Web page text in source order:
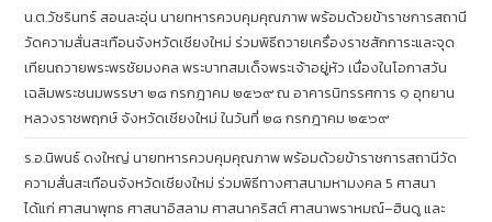
น.ต.วัชรินทร์ สอนละอุ่น นายทหารควบคุมคุณภาพ พร้อมด้วยข้าราชการสถานี
วัดความสั่นสะเทือนจังหวัดเชียงใหม่ ร่วมพิธีถวายเครื่องราชสักการะและจุด
เทียนถวายพระพรชัยมงคล พระบาทสมเด็จพระเจ้าอยู่หัว เนื่องในโอกาสวัน
เฉลิมพระชนมพรรษา ๒๘ กรกฎาคม ๒๕๖๙ ณ อาคารนิทรรศการ ๑ อุทยาน
หลวงราชพฤกษ์ จังหวัดเชียงใหม่ ในวันที่ ๒๘ กรกฎาคม ๒๕๖๙
ร.อ.นิพนธ์ ดงใหญ่ นายทหารควบคุมคุณภาพ พร้อมด้วยข้าราชการสถานีวัด
ความสั่นสะเทือนจังหวัดเชียงใหม่ ร่วมพิธีทางศาสนามหามงคล 5 ศาสนา
ได้แก่ ศาสนาพุทธ ศาสนาอิสลาม ศาสนาคริสต์ ศาสนาพราหมณ์–ฮินดู และ